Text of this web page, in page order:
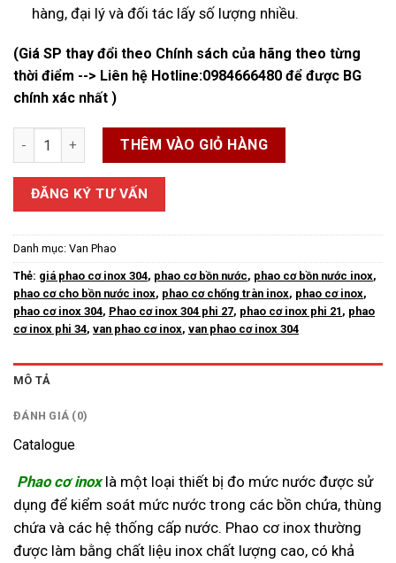
hàng, đại lý và đối tác lấy số lượng nhiều.
(Giá SP thay đổi theo Chính sách của hãng theo từng
thời điểm --> Liên hệ Hotline:0984666480 để được BG
chính xác nhất )
Phao Cơ Inox số lượngTHÊM VÀO GIỎ HÀNG
ĐĂNG KÝ TƯ VẤN
Danh mục: Van Phao
Thẻ: giá phao cơ inox 304, phao cơ bồn nước, phao cơ bồn nước inox,
phao cơ cho bồn nước inox, phao cơ chống tràn inox, phao cơ inox,
phao cơ inox 304, Phao cơ inox 304 phi 27, phao cơ inox phi 21 , phao
cơ inox phi 34, van phao cơ inox, van phao cơ inox 304
MÔ TẢ
ĐÁNH GIÁ (0)
Catalogue
Phao cơ inoxlà một loại thiết bị đo mức nước được sử
dụng để kiểm soát mức nước trong các bồn chứa, thùng
chứa và các hệ thống cấp nước. Phao cơ inox thường
được làm bằng chất liệu inox chất lượng cao, có khả